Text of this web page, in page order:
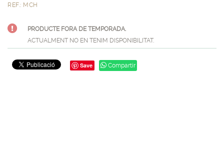
REF.: MCH
PRODUCTE FORA DE TEMPORADA.
ACTUALMENT NO EN TENIM DISPONIBILITAT.
Save Compartir